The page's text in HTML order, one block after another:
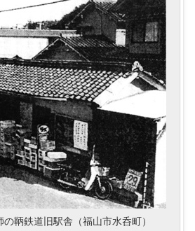
鞆鉄道旧駅舎（福山市水呑町）